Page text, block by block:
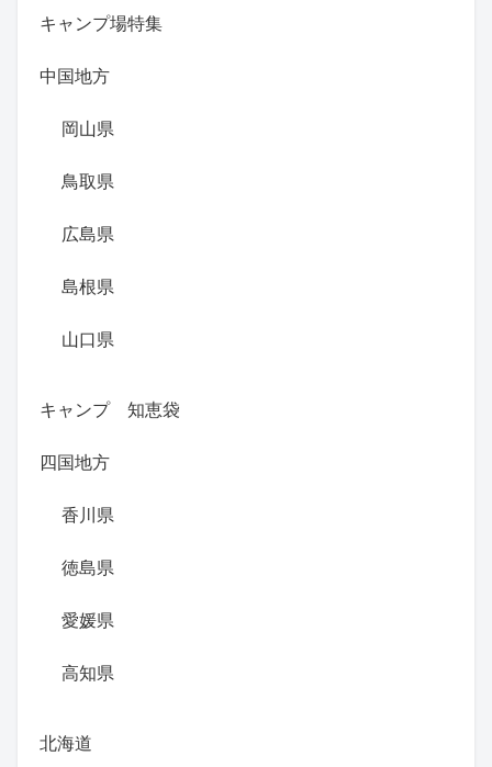
キャンプ場特集
中国地方
岡山県
鳥取県
広島県
島根県
山口県
キャンプ 知恵袋
四国地方
香川県
徳島県
愛媛県
高知県
北海道